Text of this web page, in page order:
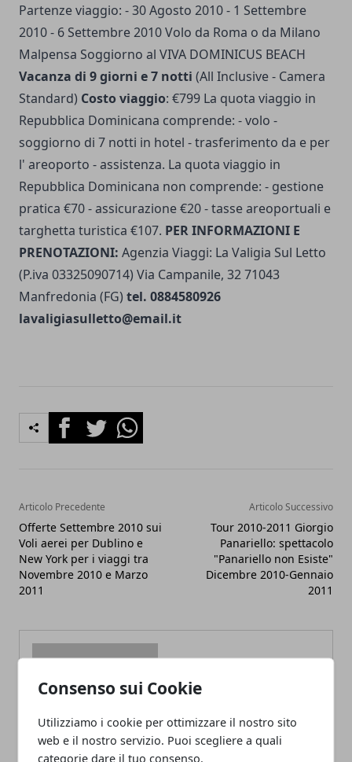
Consenso sui Cookie
Utilizziamo i cookie per ottimizzare il nostro sito
web e il nostro servizio. Puoi scegliere a quali
categorie dare il tuo consenso.
Partenze viaggio: - 30 Agosto 2010 - 1 Settembre
2010 - 6 Settembre 2010 Volo da Roma o da Milano
Malpensa Soggiorno al VIVA DOMINICUS BEACH
Vacanza di 9 giorni e 7 notti (All Inclusive - Camera
Standard) Costo viaggio: €799 La quota viaggio in
Repubblica Dominicana comprende: - volo -
soggiorno di 7 notti in hotel - trasferimento da e per
l' areoporto - assistenza. La quota viaggio in
Repubblica Dominicana non comprende: - gestione
pratica €70 - assicurazione €20 - tasse areoportuali e
targhetta turistica €107. PER INFORMAZIONI E
PRENOTAZIONI: Agenzia Viaggi: La Valigia Sul Letto
(P.iva 03325090714) Via Campanile, 32 71043
Manfredonia (FG) tel. 0884580926
lavaligiasulletto@email.it
FacebookTwitterWhatsapp
Articolo Precedente
Offerte Settembre 2010 sui
Voli aerei per Dublino e
New York per i viaggi tra
Novembre 2010 e Marzo
2011
Articolo Successivo
Tour 2010-2011 Giorgio
Panariello: spettacolo
"Panariello non Esiste"
Dicembre 2010-Gennaio
2011
Redazione